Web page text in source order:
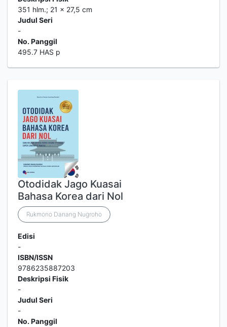
351 hlm.; 21 x 27,5 cm
Judul Seri
-
No. Panggil
495.7 HAS p
Otodidak Jago Kuasai
Bahasa Korea dari Nol
Rukmono Danang Nugroho
Edisi
-
ISBN/ISSN
9786235887203
Deskripsi Fisik
-
Judul Seri
-
No. Panggil